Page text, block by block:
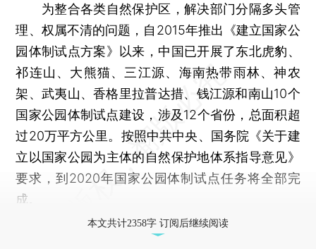
为整合各类自然保护区，解决部门分隔多头管
理、权属不清的问题，自2015年推出《建立国家公
园体制试点方案》以来，中国已开展了东北虎豹、
祁连山、大熊猫、三江源、海南热带雨林、神农
架、武夷山、香格里拉普达措、钱江源和南山10个
国家公园体制试点建设，涉及12个省份，总面积超
过20万平方公里。按照中共中央、国务院《关于建
立以国家公园为主体的自然保护地体系指导意见》
要求，到2020年国家公园体制试点任务将全部完
成。
本文共计2358字 订阅后继续阅读